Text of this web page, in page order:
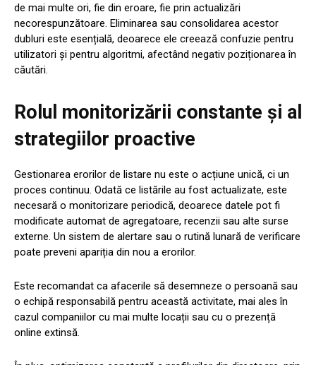
de mai multe ori, fie din eroare, fie prin actualizări
necorespunzătoare. Eliminarea sau consolidarea acestor
dubluri este esențială, deoarece ele creează confuzie pentru
utilizatori și pentru algoritmi, afectând negativ poziționarea în
căutări.
Rolul monitorizării constante și al
strategiilor proactive
Gestionarea erorilor de listare nu este o acțiune unică, ci un
proces continuu. Odată ce listările au fost actualizate, este
necesară o monitorizare periodică, deoarece datele pot fi
modificate automat de agregatoare, recenzii sau alte surse
externe. Un sistem de alertare sau o rutină lunară de verificare
poate preveni apariția din nou a erorilor.
Este recomandat ca afacerile să desemneze o persoană sau
o echipă responsabilă pentru această activitate, mai ales în
cazul companiilor cu mai multe locații sau cu o prezență
online extinsă.